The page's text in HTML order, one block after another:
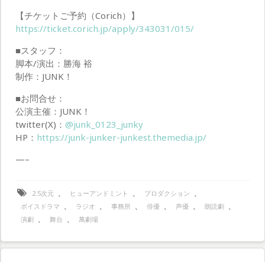
【チケットご予約（Corich）】
https://ticket.corich.jp/apply/343031/015/
■スタッフ：
脚本/演出：勝海 裕
制作：JUNK！
■お問合せ：
公演主催：JUNK！
twitter(X)： @junk_0123_junky
HP： https://junk-junker-junkest.themedia.jp/
—–
2.5次元 ヒューアンドミント プロダクション
ボイスドラマ ラジオ 事務所 俳優 声優 朗読劇
演劇 舞台 萬劇場